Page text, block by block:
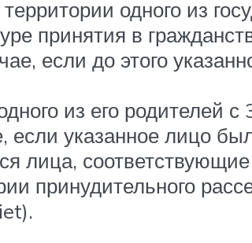
одного из
принятия в
если до этого
из его родителей
если указанное лицо
лица,
принудительного